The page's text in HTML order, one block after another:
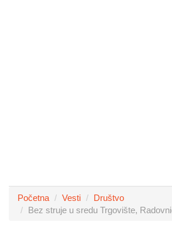
Početna Vesti
Društvo
Bez struje u sredu Trgovište,